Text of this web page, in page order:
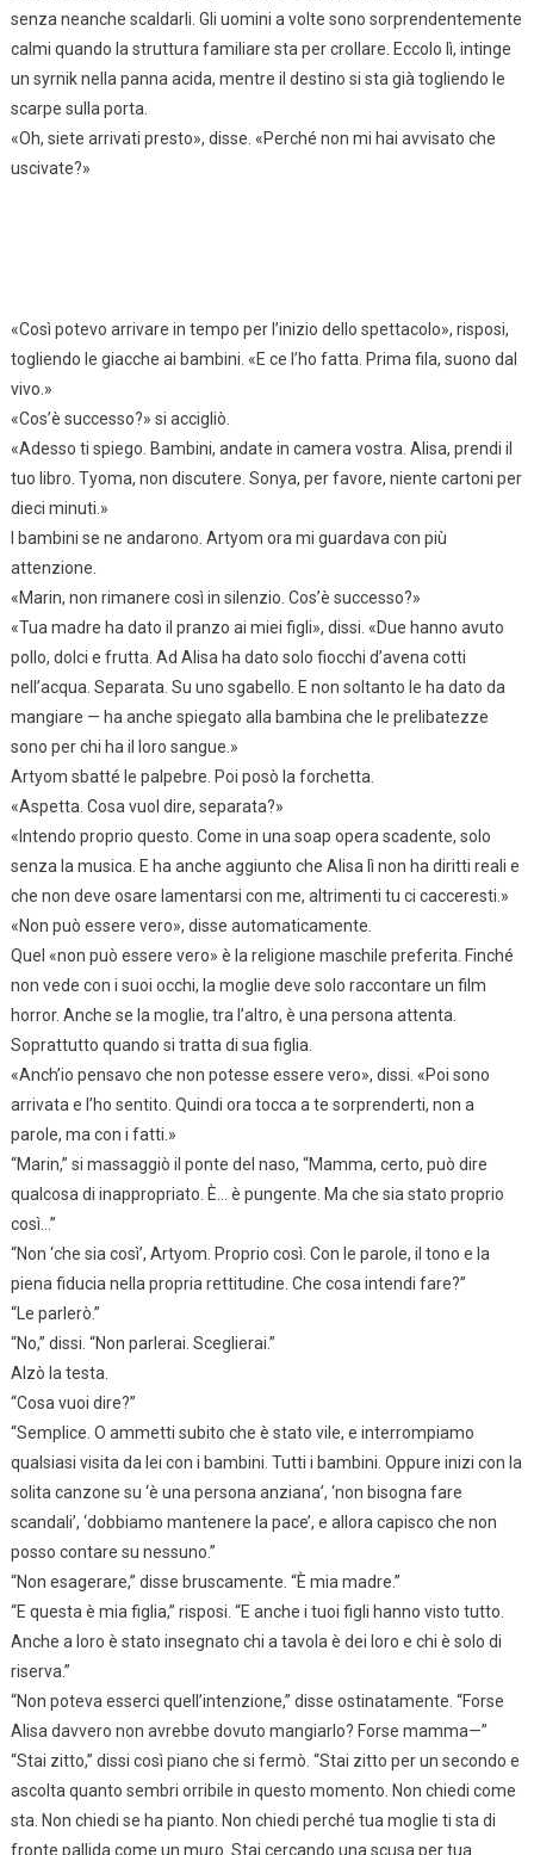
senza neanche scaldarli. Gli uomini a volte sono sorprendentemente
calmi quando la struttura familiare sta per crollare. Eccolo lì, intinge
un syrnik nella panna acida, mentre il destino si sta già togliendo le
scarpe sulla porta.
«Oh, siete arrivati presto», disse. «Perché non mi hai avvisato che
uscivate?»
«Così potevo arrivare in tempo per l’inizio dello spettacolo», risposi,
togliendo le giacche ai bambini. «E ce l’ho fatta. Prima fila, suono dal
vivo.»
«Cos’è successo?» si accigliò.
«Adesso ti spiego. Bambini, andate in camera vostra. Alisa, prendi il
tuo libro. Tyoma, non discutere. Sonya, per favore, niente cartoni per
dieci minuti.»
I bambini se ne andarono. Artyom ora mi guardava con più
attenzione.
«Marin, non rimanere così in silenzio. Cos’è successo?»
«Tua madre ha dato il pranzo ai miei figli», dissi. «Due hanno avuto
pollo, dolci e frutta. Ad Alisa ha dato solo fiocchi d’avena cotti
nell’acqua. Separata. Su uno sgabello. E non soltanto le ha dato da
mangiare — ha anche spiegato alla bambina che le prelibatezze
sono per chi ha il loro sangue.»
Artyom sbatté le palpebre. Poi posò la forchetta.
«Aspetta. Cosa vuol dire, separata?»
«Intendo proprio questo. Come in una soap opera scadente, solo
senza la musica. E ha anche aggiunto che Alisa lì non ha diritti reali e
che non deve osare lamentarsi con me, altrimenti tu ci cacceresti.»
«Non può essere vero», disse automaticamente.
Quel «non può essere vero» è la religione maschile preferita. Finché
non vede con i suoi occhi, la moglie deve solo raccontare un film
horror. Anche se la moglie, tra l’altro, è una persona attenta.
Soprattutto quando si tratta di sua figlia.
«Anch’io pensavo che non potesse essere vero», dissi. «Poi sono
arrivata e l’ho sentito. Quindi ora tocca a te sorprenderti, non a
parole, ma con i fatti.»
“Marin,” si massaggiò il ponte del naso, “Mamma, certo, può dire
qualcosa di inappropriato. È… è pungente. Ma che sia stato proprio
così…”
“Non ‘che sia così’, Artyom. Proprio così. Con le parole, il tono e la
piena fiducia nella propria rettitudine. Che cosa intendi fare?”
“Le parlerò.”
“No,” dissi. “Non parlerai. Sceglierai.”
Alzò la testa.
“Cosa vuoi dire?”
“Semplice. O ammetti subito che è stato vile, e interrompiamo
qualsiasi visita da lei con i bambini. Tutti i bambini. Oppure inizi con la
solita canzone su ‘è una persona anziana’, ‘non bisogna fare
scandali’, ‘dobbiamo mantenere la pace’, e allora capisco che non
posso contare su nessuno.”
“Non esagerare,” disse bruscamente. “È mia madre.”
“E questa è mia figlia,” risposi. “E anche i tuoi figli hanno visto tutto.
Anche a loro è stato insegnato chi a tavola è dei loro e chi è solo di
riserva.”
“Non poteva esserci quell’intenzione,” disse ostinatamente. “Forse
Alisa davvero non avrebbe dovuto mangiarlo? Forse mamma—”
“Stai zitto,” dissi così piano che si fermò. “Stai zitto per un secondo e
ascolta quanto sembri orribile in questo momento. Non chiedi come
sta. Non chiedi se ha pianto. Non chiedi perché tua moglie ti sta di
fronte pallida come un muro. Stai cercando una scusa per tua